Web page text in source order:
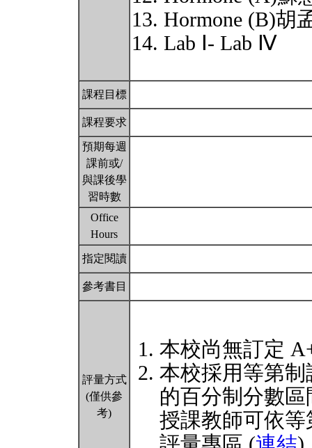
13. Hormone (B)胡
14. Lab Ⅰ- Lab Ⅳ
課程目標
課程要求
預期每週
課前或/
與課後學
習時數
Office
Hours
指定閱讀
參考書目
評量方式
(僅供參
考)
本校尚無訂定
本校採用等第
的百分制分數
授課教師可依